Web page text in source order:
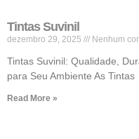
Tintas Suvinil
dezembro 29, 2025 Nenhum
Tintas Suvinil: Qualidade,
para Seu Ambiente As Tintas
Read More »